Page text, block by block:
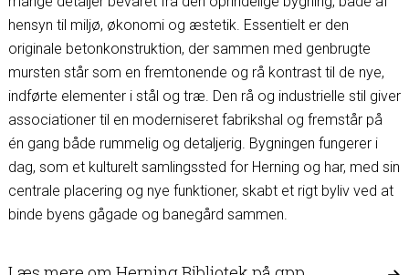
hensyn til miljø, økonomi og æstetik. Essentielt er den
originale betonkonstruktion, der sammen med genbrugte
mursten står som en fremtonende og rå kontrast til de nye,
indførte elementer i stål og træ. Den rå og industrielle stil giver
associationer til en moderniseret fabrikshal og fremstår på
én gang både rummelig og detaljerig. Bygningen fungerer i
dag, som et kulturelt samlingssted for Herning og har, med sin
centrale placering og nye funktioner, skabt et rigt byliv ved at
binde byens gågade og banegård sammen.